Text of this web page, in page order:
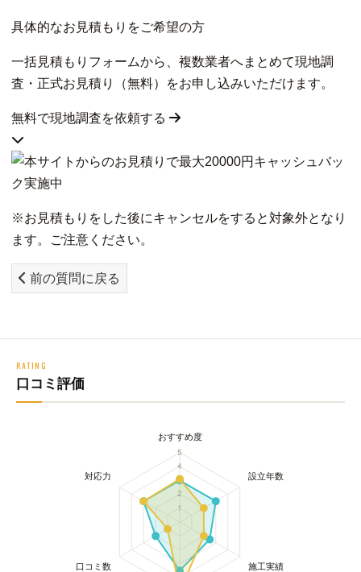
具体的なお見積もりをご希望の方
一括見積もりフォームから、複数業者へまとめて現地調
査・正式お見積り（無料）をお申し込みいただけます。
無料で現地調査を依頼する
※お見積もりをした後にキャンセルをすると対象外となり
ます。ご注意ください。
前の質問に戻る
RATING
口コミ評価